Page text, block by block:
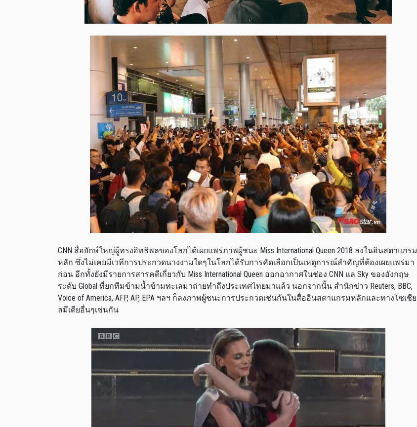
CNN สื่อยักษ์ใหญ่ผู้ทรงอิทธิพลของโลกได้เผยแพร่ภาพผู้ชนะ Miss International Queen 2018 ลงในอินสตาแกรม
หลัก ซึ่งไม่เคยมีเวทีการประกวดนางงามใดๆในโลกได้รับการคัดเลือกเป็นเหตุการณ์สำคัญที่ต้องเผยแพร่มา
ก่อน อีกทั้งยังมีรายการสารคดีเกี่ยวกับ Miss International Queen ออกอากาศในช่อง CNN แล Sky ของอังกฤษ
ระดับ Global ที่ยกทีมข้ามน้ำข้ามทะเลมาถ่ายทำถึงประเทศไทยมาแล้ว นอกจากนั้น สำนักข่าว Reuters, BBC,
Voice of America, AFP, AP, EPA ฯลฯ ก็ลงภาพผู้ชนะการประกวดเช่นกันในสื่ออินสตาแกรมหลักและทางโซเชีย
ลมีเดียอื่นๆเช่นกัน